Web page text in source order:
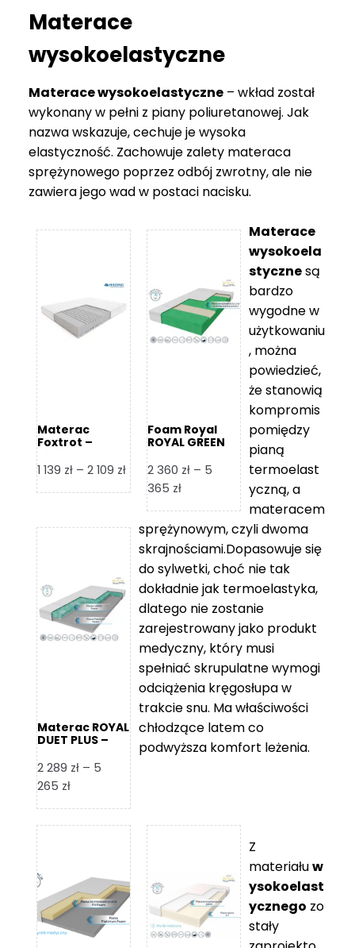
069 zł
Materace
wysokoelastyczne
Materace wysokoelastyczne – wkład został
wykonany w pełni z piany poliuretanowej. Jak
nazwa wskazuje, cechuje je wysoka
elastyczność. Zachowuje zalety materaca
sprężynowego poprzez odbój zwrotny, ale nie
zawiera jego wad w postaci nacisku.
Materac
Foxtrot –
1 139 zł – 2 109 złZakres
cen:
1
139 zł
do
2
109 zł
Foam Royal
ROYAL GREEN
piankowy
2 360 zł – 5
365 złZakres
od
2
360 zł
5
365 zł
Materac ROYAL
DUET PLUS –
2 289 zł – 5
265 złZakres
od
do
5
265 zł
Materace
wysokoela
stycznesą
bardzo
wygodne w
użytkowaniu
, można
powiedzieć,
że stanowią
kompromis
pomiędzy
pianą
termoelast
yczną, a
materacem
sprężynowym, czyli dwoma
skrajnościami.Dopasowuje się
do sylwetki, choć nie tak
dokładnie jak termoelastyka,
dlatego nie zostanie
zarejestrowany jako produkt
medyczny, który musi
spełniać skrupulatne wymogi
odciążenia kręgosłupa w
trakcie snu. Ma właściwości
chłodzące latem co
podwyższa komfort leżenia.
Z
materiałuw
ysokoelast
ycznego zo
stały